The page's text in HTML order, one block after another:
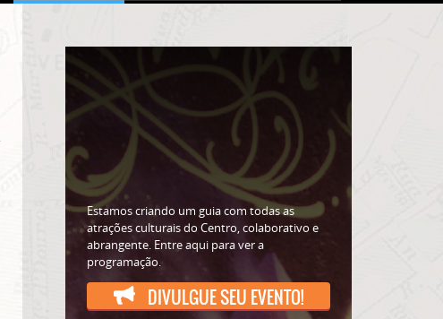
Estamos criando um guia com todas as
atrações culturais do Centro, colaborativo e
abrangente. Entre aqui para ver a
programação.
DIVULGUE SEU EVENTO!